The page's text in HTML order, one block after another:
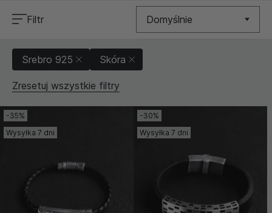
Filtr Domyślnie
Cena (Wysoka >
Niska)
Srebro 925 Skóra
Zresetuj wszystkie filtry
-35%
Wysyłka 7 dni
-30%
Wysyłka 7 dni